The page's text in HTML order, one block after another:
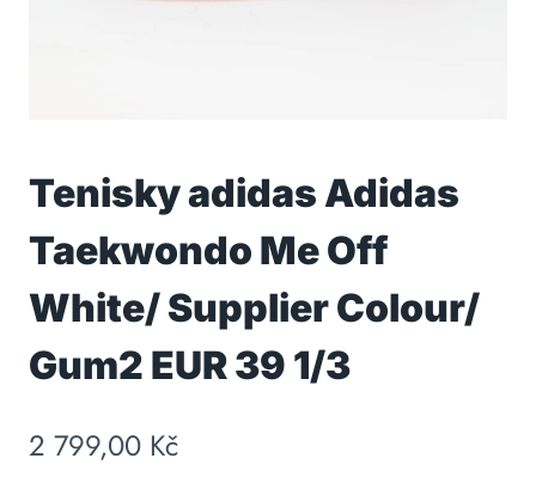
Tenisky adidas Adidas
Taekwondo Me Off
White/ Supplier Colour/
Gum2 EUR 39 1/3
2 799,00 Kč